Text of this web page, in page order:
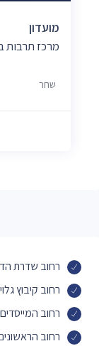
מועדון
מרכז תרבות
שחר
רחוב שדרת
רחוב קיבוץ
רחוב המייסדים
רחוב